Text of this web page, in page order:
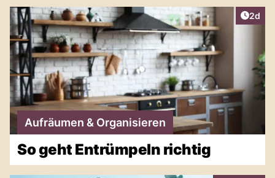
2d
Aufräumen & Organisieren
So geht Entrümpeln richtig